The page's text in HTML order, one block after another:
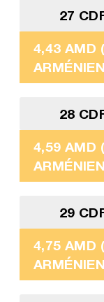
27
4,43 AMD
28
4,59 AMD
29
4,75 AMD